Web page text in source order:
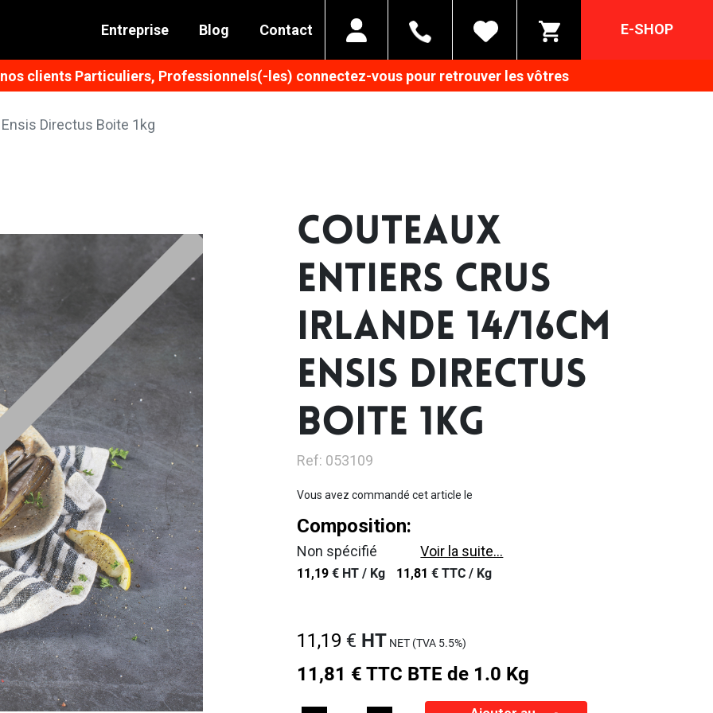
Entreprise Blog Contact E-SHOP
clients Particuliers, Professionnels(-les) connectez-vous pour retrouver les vôtres
Directus Boite 1kg
COUTEAUX
ENTIERS CRUS
IRLANDE 14/16CM
ENSIS DIRECTUS
BOITE 1KG
Ref: 053109
Vous avez commandé cet article le
Composition:
Non spécifié Voir la suite...
11,19 € HT / Kg 11,81 € TTC / Kg
11,19 € HT NET (TVA 5.5%)
11,81 € TTC BTE de 1.0 Kg